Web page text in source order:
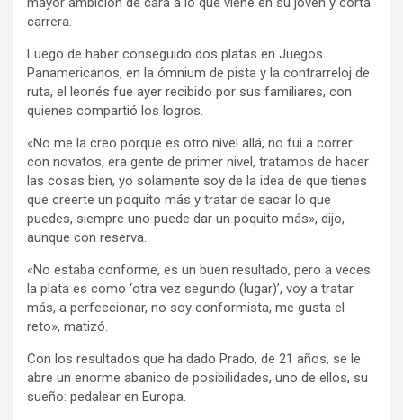
carrera.
Luego de haber conseguido dos platas en Juegos
Panamericanos, en la ómnium de pista y la contrarreloj de
ruta, el leonés fue ayer recibido por sus familiares, con
quienes compartió los logros.
«No me la creo porque es otro nivel allá, no fui a correr
con novatos, era gente de primer nivel, tratamos de hacer
las cosas bien, yo solamente soy de la idea de que tienes
que creerte un poquito más y tratar de sacar lo que
puedes, siempre uno puede dar un poquito más», dijo,
aunque con reserva.
«No estaba conforme, es un buen resultado, pero a veces
la plata es como ‘otra vez segundo (lugar)’, voy a tratar
más, a perfeccionar, no soy conformista, me gusta el
reto», matizó.
Con los resultados que ha dado Prado, de 21 años, se le
abre un enorme abanico de posibilidades, uno de ellos, su
sueño: pedalear en Europa.